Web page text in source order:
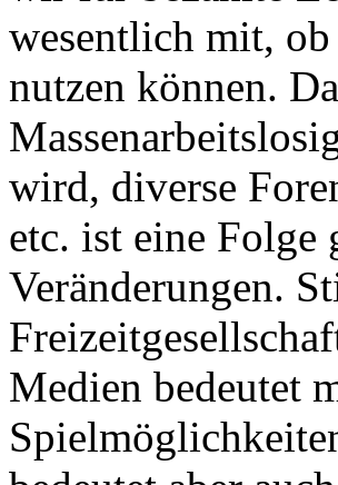
wesentlich mit,
nutzen können.
wird, diverse
etc. ist eine Folge
Veränderungen.
Medien bedeutet